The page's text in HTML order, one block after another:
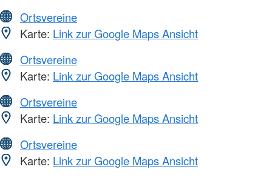
Ortsvereine
Karte: Link zur Google Maps Ansicht
Ortsvereine
Karte: Link zur Google Maps Ansicht
Ortsvereine
Karte: Link zur Google Maps Ansicht
Ortsvereine
Karte: Link zur Google Maps Ansicht